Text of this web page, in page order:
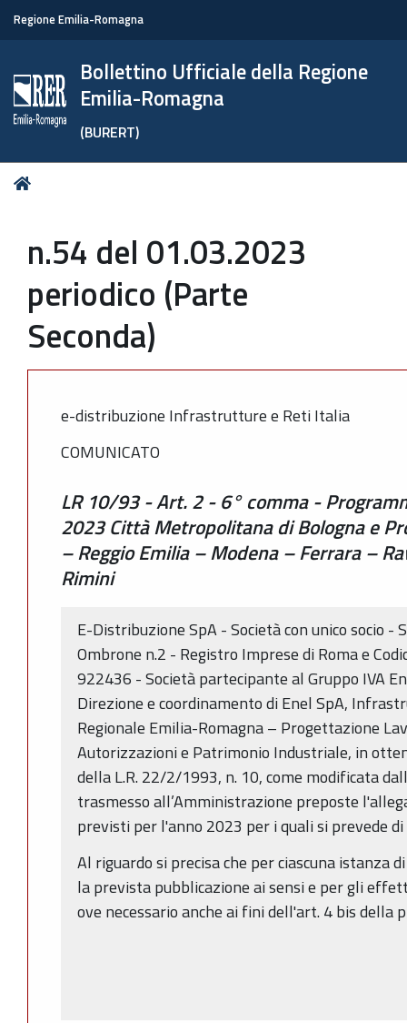
Regione Emilia-Romagna
Bollettino Ufficiale della Regione
Emilia-Romagna
(BURERT)
Tu
n.54 del 01.03.2023
periodico (Parte
Seconda)
e-distribuzione Infrastrutture e Reti Italia
COMUNICATO
LR 10/93 - Art. 2 - 6° comma -
2023 Città Metropolitana di Bologna e
– Reggio Emilia – Modena – Ferrara –
Rimini
E-Distribuzione SpA - Società con unico socio -
Ombrone n.2 - Registro Imprese di Roma e
922436 - Società partecipante al Gruppo IVA
Direzione e coordinamento di Enel SpA,
Regionale Emilia-Romagna – Progettazione
Autorizzazioni e Patrimonio Industriale, in
della L.R. 22/2/1993, n. 10, come modificata
trasmesso all’Amministrazione preposte
previsti per l'anno 2023 per i quali si prevede
Al riguardo si precisa che per ciascuna
la prevista pubblicazione ai sensi e per gli
ove necessario anche ai fini dell'art. 4 bis della